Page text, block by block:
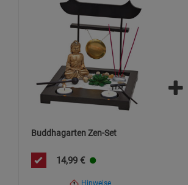
Von Kindern und Haustieren
Zusätzliche Hinweise:
Teelichter und Räucherstäbchen
Set sollte nicht im Freien
Buddhagarten Zen-Set
14,99 €